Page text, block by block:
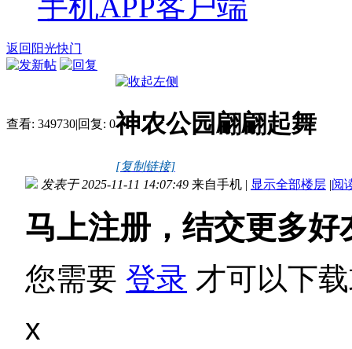
返回阳光快门
查看: 349730|回复: 0神农公园翩翩起舞
[复制链接]
发表于 2025-11-11 14:07:49 来自手机 | 显示全部楼层 |阅
马上注册，结交更多
您需要 登录 才可以下
x